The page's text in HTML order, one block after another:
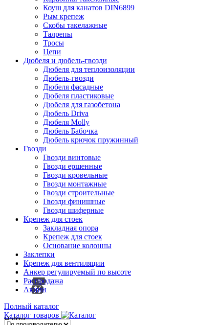
Коуш для канатов DIN6899
Рым крепеж
Скобы такелажные
Талрепы
Тросы
Цепи
Дюбеля и дюбель-гвозди
Дюбеля для теплоизоляции
Дюбель-гвозди
Дюбеля фасадные
Дюбеля пластиковые
Дюбеля для газобетона
Дюбель Driva
Дюбеля Molly
Дюбель Бабочка
Дюбель крючок пружинный
Гвозди
Гвозди винтовые
Гвозди ершенные
Гвозди кровельные
Гвозди монтажные
Гвозди строительные
Гвозди финишные
Гвозди шиферные
Крепеж для стоек
Закладная опора
Крепеж для стоек
Основание колонны
Заклепки
Крепеж для вентиляции
Анкер регулируемый по высоте
Распродажа
Акции
Полный каталог
Каталог товаров
Найти